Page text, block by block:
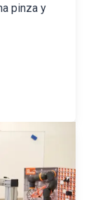
pinza y